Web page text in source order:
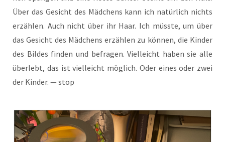
Über das Gesicht des Mäd­chens kann ich natür­lich nichts
erzäh­len. Auch nicht über ihr Haar. Ich müss­te, um über
das Gesicht des Mäd­chens erzäh­len zu kön­nen, die Kin­der
des Bil­des fin­den und befra­gen. Viel­leicht haben sie alle
über­lebt, das ist viel­leicht mög­lich. Oder eines oder zwei
der Kin­der. — stop